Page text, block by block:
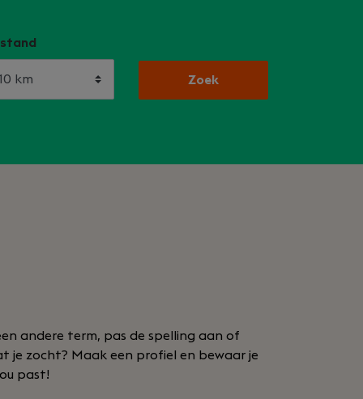
Zoek
andere term, pas de spelling aan of
je zocht? Maak een profiel en bewaar je
past!